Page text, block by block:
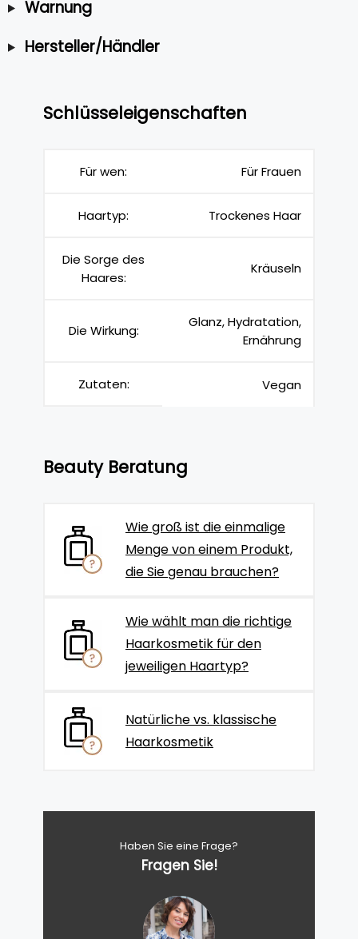
Warnung
Hersteller/Händler
Schlüsseleigenschaften
Für wen: Für Frauen
Haartyp: Trockenes Haar
Die Sorge des
Haares:
Kräuseln
Die Wirkung:
Glanz, Hydratation,
Ernährung
Zutaten: Vegan
Beauty Beratung
Wie groß ist die einmalige
Menge von einem Produkt,
die Sie genau brauchen?
Wie wählt man die richtige
Haarkosmetik für den
jeweiligen Haartyp?
Natürliche vs. klassische
Haarkosmetik
Haben Sie eine Frage?
Fragen Sie!